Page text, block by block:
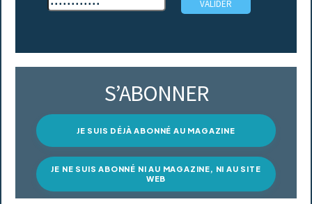
S’ABONNER
JE SUIS DÉJÀ ABONNÉ AU MAGAZINE
JE NE SUIS ABONNÉ NI AU MAGAZINE, NI AU SITE
WEB